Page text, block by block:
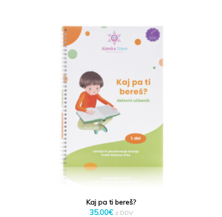
Kaj pa ti bereš?
35.00€ z DDV